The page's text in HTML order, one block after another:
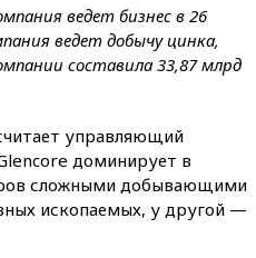
вчера, 21:26Лидеры сборной
РФ по гимнастике получили
официальный отказ в визах от
Хорватии
опубликовал 16 новых видео с
НЛО
вчера, 21:00На границе
Украины с Польшей скопилось
свыше 6,5 тысячи грузовиков
ведет бизнес в 26
ведет добычу цинка,
составила 33,87 млрд
управляющий
доминирует в
сложными добывающими
ископаемых, у другой —